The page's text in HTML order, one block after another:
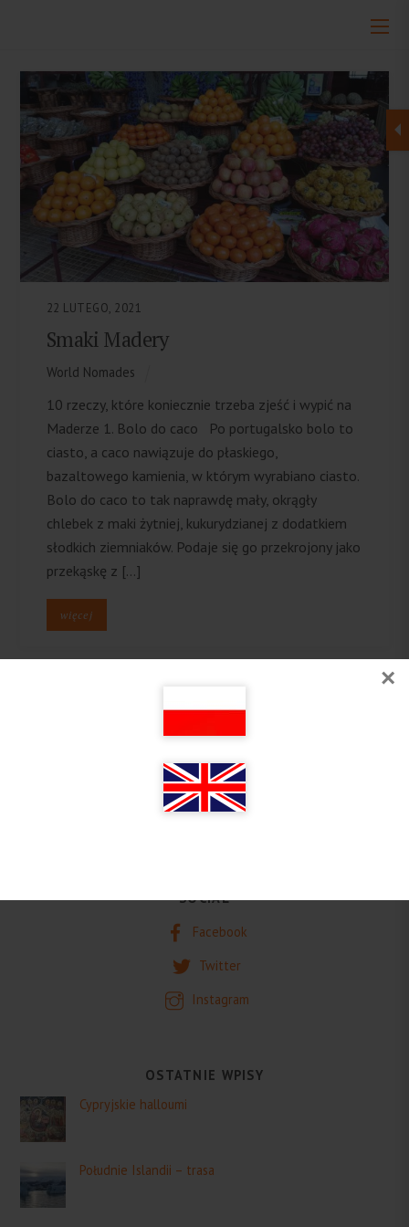
×
22 LUTEGO, 2021
Smaki Madery
World Nomades
10 rzeczy, które koniecznie trzeba zjeść i wypić na
Maderze 1. Bolo do caco Po portugalsko bolo to
ciasto, a caco nawiązuje do płaskiego,
bazaltowego kamienia, w którym wyrabiano ciasto.
Bolo do caco to tak naprawdę mały, okrągły
chlebek z maki żytniej, kukurydzianej z dodatkiem
słodkich ziemniaków. Podaje się go przekrojony jako
przekąskę z […]
więcej
Follow on Instagram
SOCIAL
Facebook
Twitter
Instagram
OSTATNIE WPISY
Cypryjskie halloumi
Południe Islandii – trasa